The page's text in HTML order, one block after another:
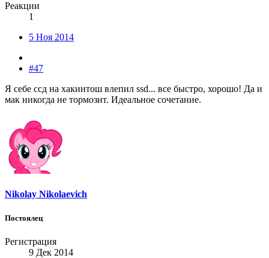
Реакции
1
5 Ноя 2014
#47
Я себе ссд на хакинтош влепил ssd... все быстро, хорошо! Да и
мак никогда не тормозит. Идеальное сочетание.
Nikolay Nikolaevich
Постоялец
Регистрация
9 Дек 2014